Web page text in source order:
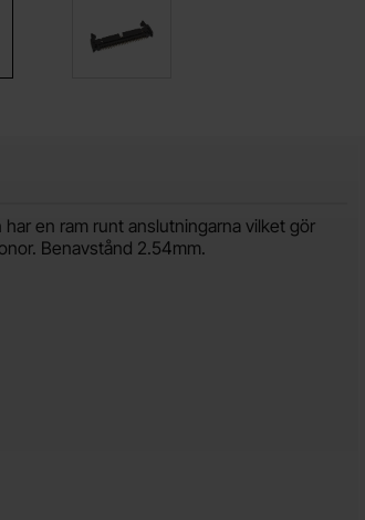
en ram runt anslutningarna vilket gör
Benavstånd 2.54mm.